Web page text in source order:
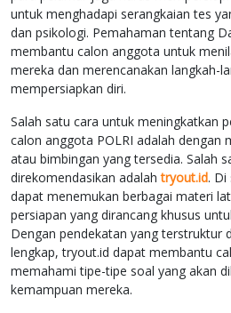
untuk menghadapi serangkaian tes
dan psikologi. Pemahaman tentang
membantu calon anggota untuk
mereka dan merencanakan langkah-
mempersiapkan diri.
Salah satu cara untuk meningkatkan
calon anggota POLRI adalah dengan
atau bimbingan yang tersedia. Salah
direkomendasikan adalahtryout.id. Di
dapat menemukan berbagai materi
persiapan yang dirancang khusus
Dengan pendekatan yang terstruktur
lengkap, tryout.id dapat membantu
memahami tipe-tipe soal yang akan
kemampuan mereka.